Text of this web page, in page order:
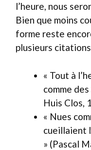
l’heure, nous
Bien que moins
forme reste
plusieurs
« Tout à
comme
Huis Clos,
« Nues
cueillaient
» (Pascal